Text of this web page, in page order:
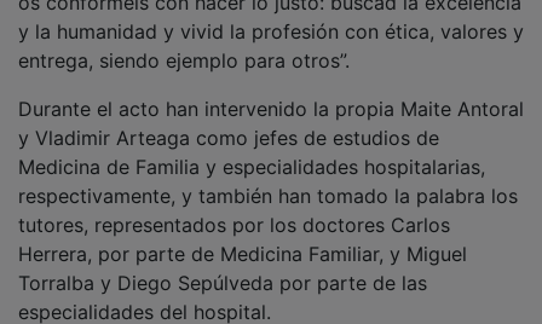
y la humanidad y vivid la profesión con ética, valores y
entrega, siendo ejemplo para otros”.
y Vladimir Arteaga como jefes de estudios de
Medicina de Familia y especialidades hospitalarias,
respectivamente, y también han tomado la palabra los
tutores, representados por los doctores Carlos
Herrera, por parte de Medicina Familiar, y Miguel
Torralba y Diego Sepúlveda por parte de las
especialidades del hospital.